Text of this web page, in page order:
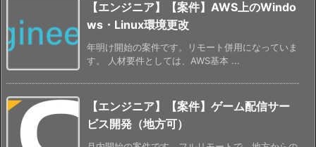
【エンジニア】【案件】AWS上のWindo
ws・Linux環境更改
年明け開始の案件です。リモート併用になっていま
す。 人材要件としては、AWS基本 ...
【エンジニア】【案件】ゲーム配信サー
ビス開発（地方可）